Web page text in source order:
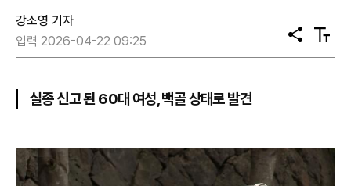
강소영 기자
입력 2026-04-22 09:25
공
유
텍
스
실종 신고 된 60대 여성, 백골 상태로 발견